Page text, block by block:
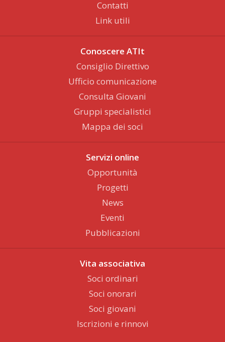
Contatti
Link utili
Conoscere ATIt
Consiglio Direttivo
Ufficio comunicazione
Consulta Giovani
Gruppi specialistici
Mappa dei soci
Servizi online
Opportunità
Progetti
News
Eventi
Pubblicazioni
Vita associativa
Soci ordinari
Soci onorari
Soci giovani
Iscrizioni e rinnovi